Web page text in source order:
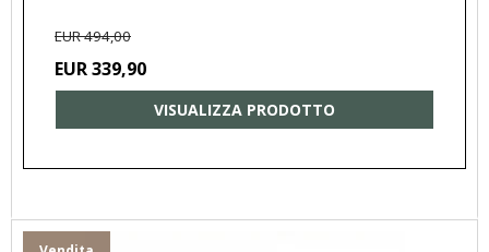
EUR 494,00
EUR 339,90
VISUALIZZA PRODOTTO